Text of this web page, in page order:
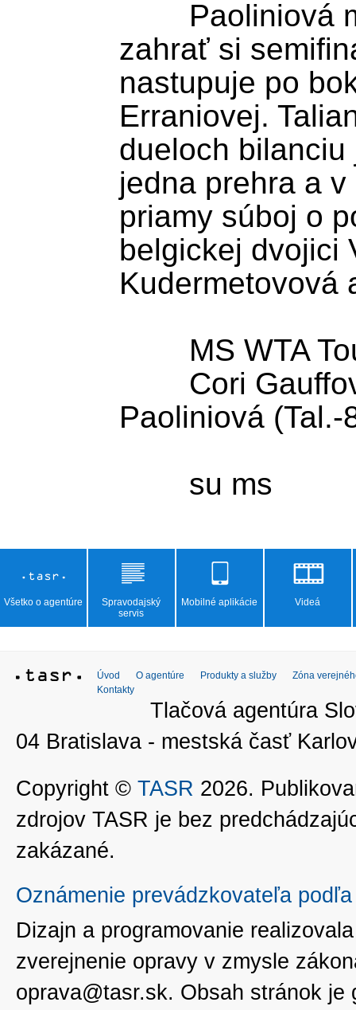
zahrať si
nastupuje po
Erraniovej.
dueloch
jedna prehra a
priamy súboj o
belgickej dvojici
Kudermetovová
Paoliniová (Tal.-
Všetko o agentúre
Spravodajský
servis
Mobilné aplikácie Videá
Úvod O agentúre Produkty a služby
Zóna
Kontakty
Tlačová agentúra
04 Bratislava - mestská časť
Copyright © TASR 2026.
zdrojov TASR je bez
zakázané.
Oznámenie prevádzkovateľa
Dizajn a programovanie
zverejnenie opravy v zmysle
oprava@tasr.sk. Obsah stránok